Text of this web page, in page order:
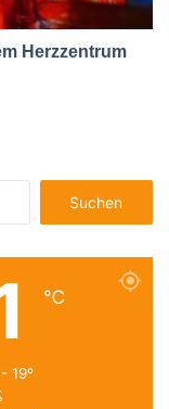
Herzzentrum
nach:
℃
19º